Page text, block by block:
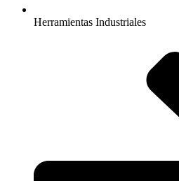
Herramientas Industriales